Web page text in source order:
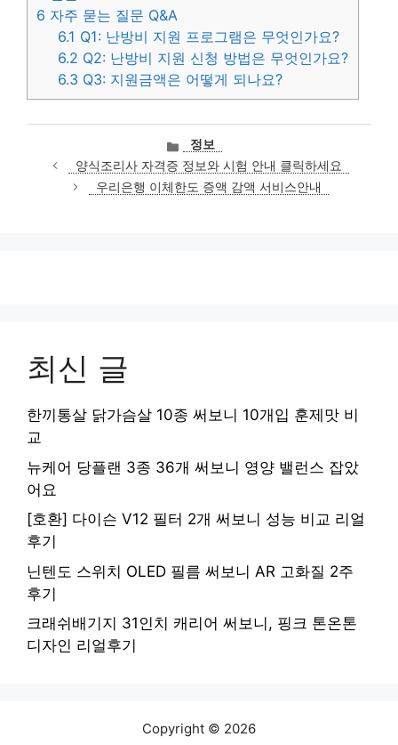
6 자주 묻는 질문 Q&A
6.1 Q1: 난방비 지원 프로그램은 무엇인가요?
6.2 Q2: 난방비 지원 신청 방법은 무엇인가요?
6.3 Q3: 지원금액은 어떻게 되나요?
카
테
고
리
정보
양식조리사 자격증 정보와 시험 안내 클릭하세요
우리은행 이체한도 증액 감액 서비스안내
최신 글
한끼통살 닭가슴살 10종 써보니 10개입 훈제맛 비
교
뉴케어 당플랜 3종 36개 써보니 영양 밸런스 잡았
어요
[호환] 다이슨 V12 필터 2개 써보니 성능 비교 리얼
후기
닌텐도 스위치 OLED 필름 써보니 AR 고화질 2주
후기
크래쉬배기지 31인치 캐리어 써보니, 핑크 톤온톤
디자인 리얼후기
Copyright © 2026